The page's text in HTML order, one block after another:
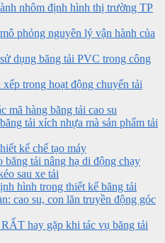
nhôm định hình thị trường TP
phỏng nguyên lý vận hành của
dụng băng tải PVC trong công
trong hoạt động chuyển tải
mã hàng băng tải cao su
tải xích nhựa mà sản phẩm tải
kế chế tạo máy
băng tải nâng hạ di động chạy
sau xe tải
hình trong thiết kế băng tải
cao su, con lăn truyền động góc
hay gặp khi tác vụ băng tải